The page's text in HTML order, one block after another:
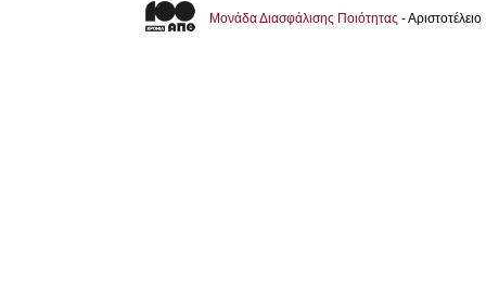
Μονάδα Διασφάλισης Ποιότητας -